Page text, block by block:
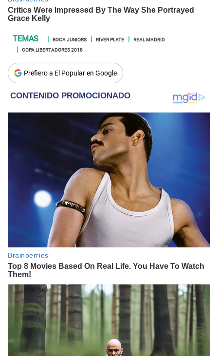
BOCA JUNIORS RIVER PLATE
REAL MADRID
COPA LIBERTADORES 2018
Prefiero a El Popular en Google